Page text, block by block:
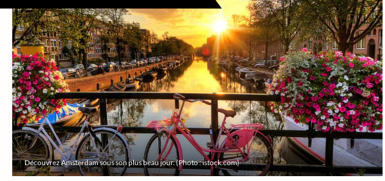
Découvrez Amsterdam sous son plus beau jour. (Photo : istock.com)